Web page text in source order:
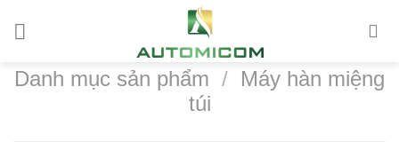
dungDanh mục sản phẩm / Máy hàn miệng
túi